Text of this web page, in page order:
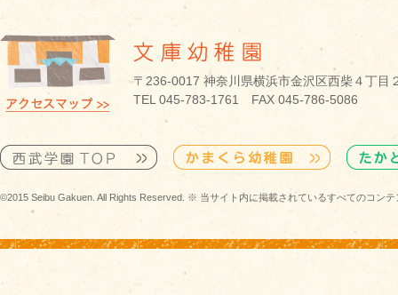
〒236-0017 神奈川県横浜市金沢区西柴４丁
TEL 045-783-1761 FAX 045-786-5086
©2015 Seibu Gakuen. All Rights Reserved. ※ 当サイト内に掲載されているすべてのコン